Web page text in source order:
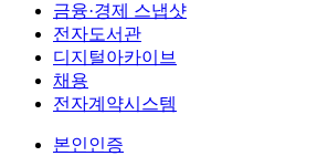
금융·경제 스냅샷
전자도서관
디지털아카이브
채용
전자계약시스템
본인인증